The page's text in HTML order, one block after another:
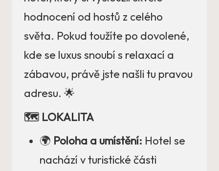
hodnocení od hostů z celého
světa. Pokud toužíte po dovolené,
kde se luxus snoubí s relaxací a
zábavou, právě jste našli tu pravou
adresu. 🌟
🗺️ LOKALITA
🌍 Poloha a umístění: Hotel se
nachází v turistické části